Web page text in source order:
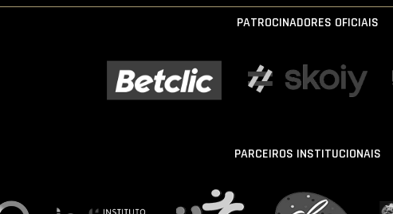
PATROCINADORES OFICIAIS
PARCEIROS INSTITUCIONAIS